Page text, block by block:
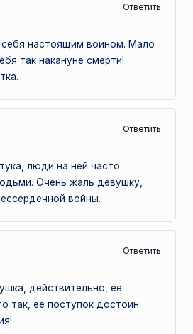
Ответить
настоящим воином. Мало
так накануне смерти!
Ответить
люди на ней часто
Очень жаль девушку,
войны.
Ответить
действительно, ее
так, ее поступок достоин